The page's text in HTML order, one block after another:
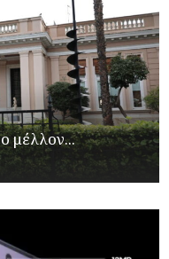
μέλλον...